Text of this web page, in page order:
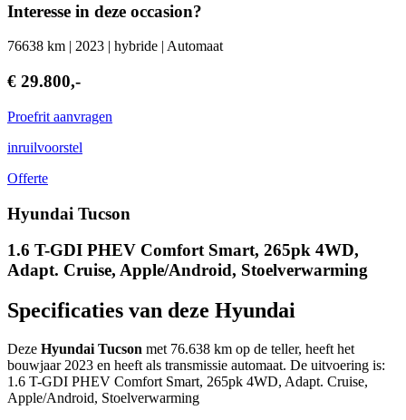
Interesse in deze occasion?
76638 km | 2023 | hybride | Automaat
€ 29.800,-
Proefrit aanvragen
inruilvoorstel
Offerte
Hyundai Tucson
1.6 T-GDI PHEV Comfort Smart, 265pk 4WD,
Adapt. Cruise, Apple/Android, Stoelverwarming
Specificaties van deze Hyundai
Deze Hyundai Tucson met 76.638 km op de teller, heeft het
bouwjaar 2023 en heeft als transmissie automaat. De uitvoering is:
1.6 T-GDI PHEV Comfort Smart, 265pk 4WD, Adapt. Cruise,
Apple/Android, Stoelverwarming